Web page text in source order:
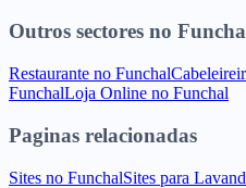
Outros sectores no
Restaurante no Funchal
FunchalLoja Online no Funchal
Paginas relacionadas
Sites no FunchalSites para